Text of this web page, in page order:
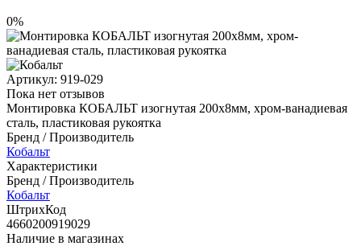
0%
Артикул: 919-029
Пока нет отзывов
Монтировка КОБАЛЬТ изогнутая 200х8мм, хром-ванадиевая
сталь, пластиковая рукоятка
Бренд / Производитель
Кобальт
Характеристики
Бренд / Производитель
Кобальт
ШтрихКод
4660200919029
Наличие в магазинах